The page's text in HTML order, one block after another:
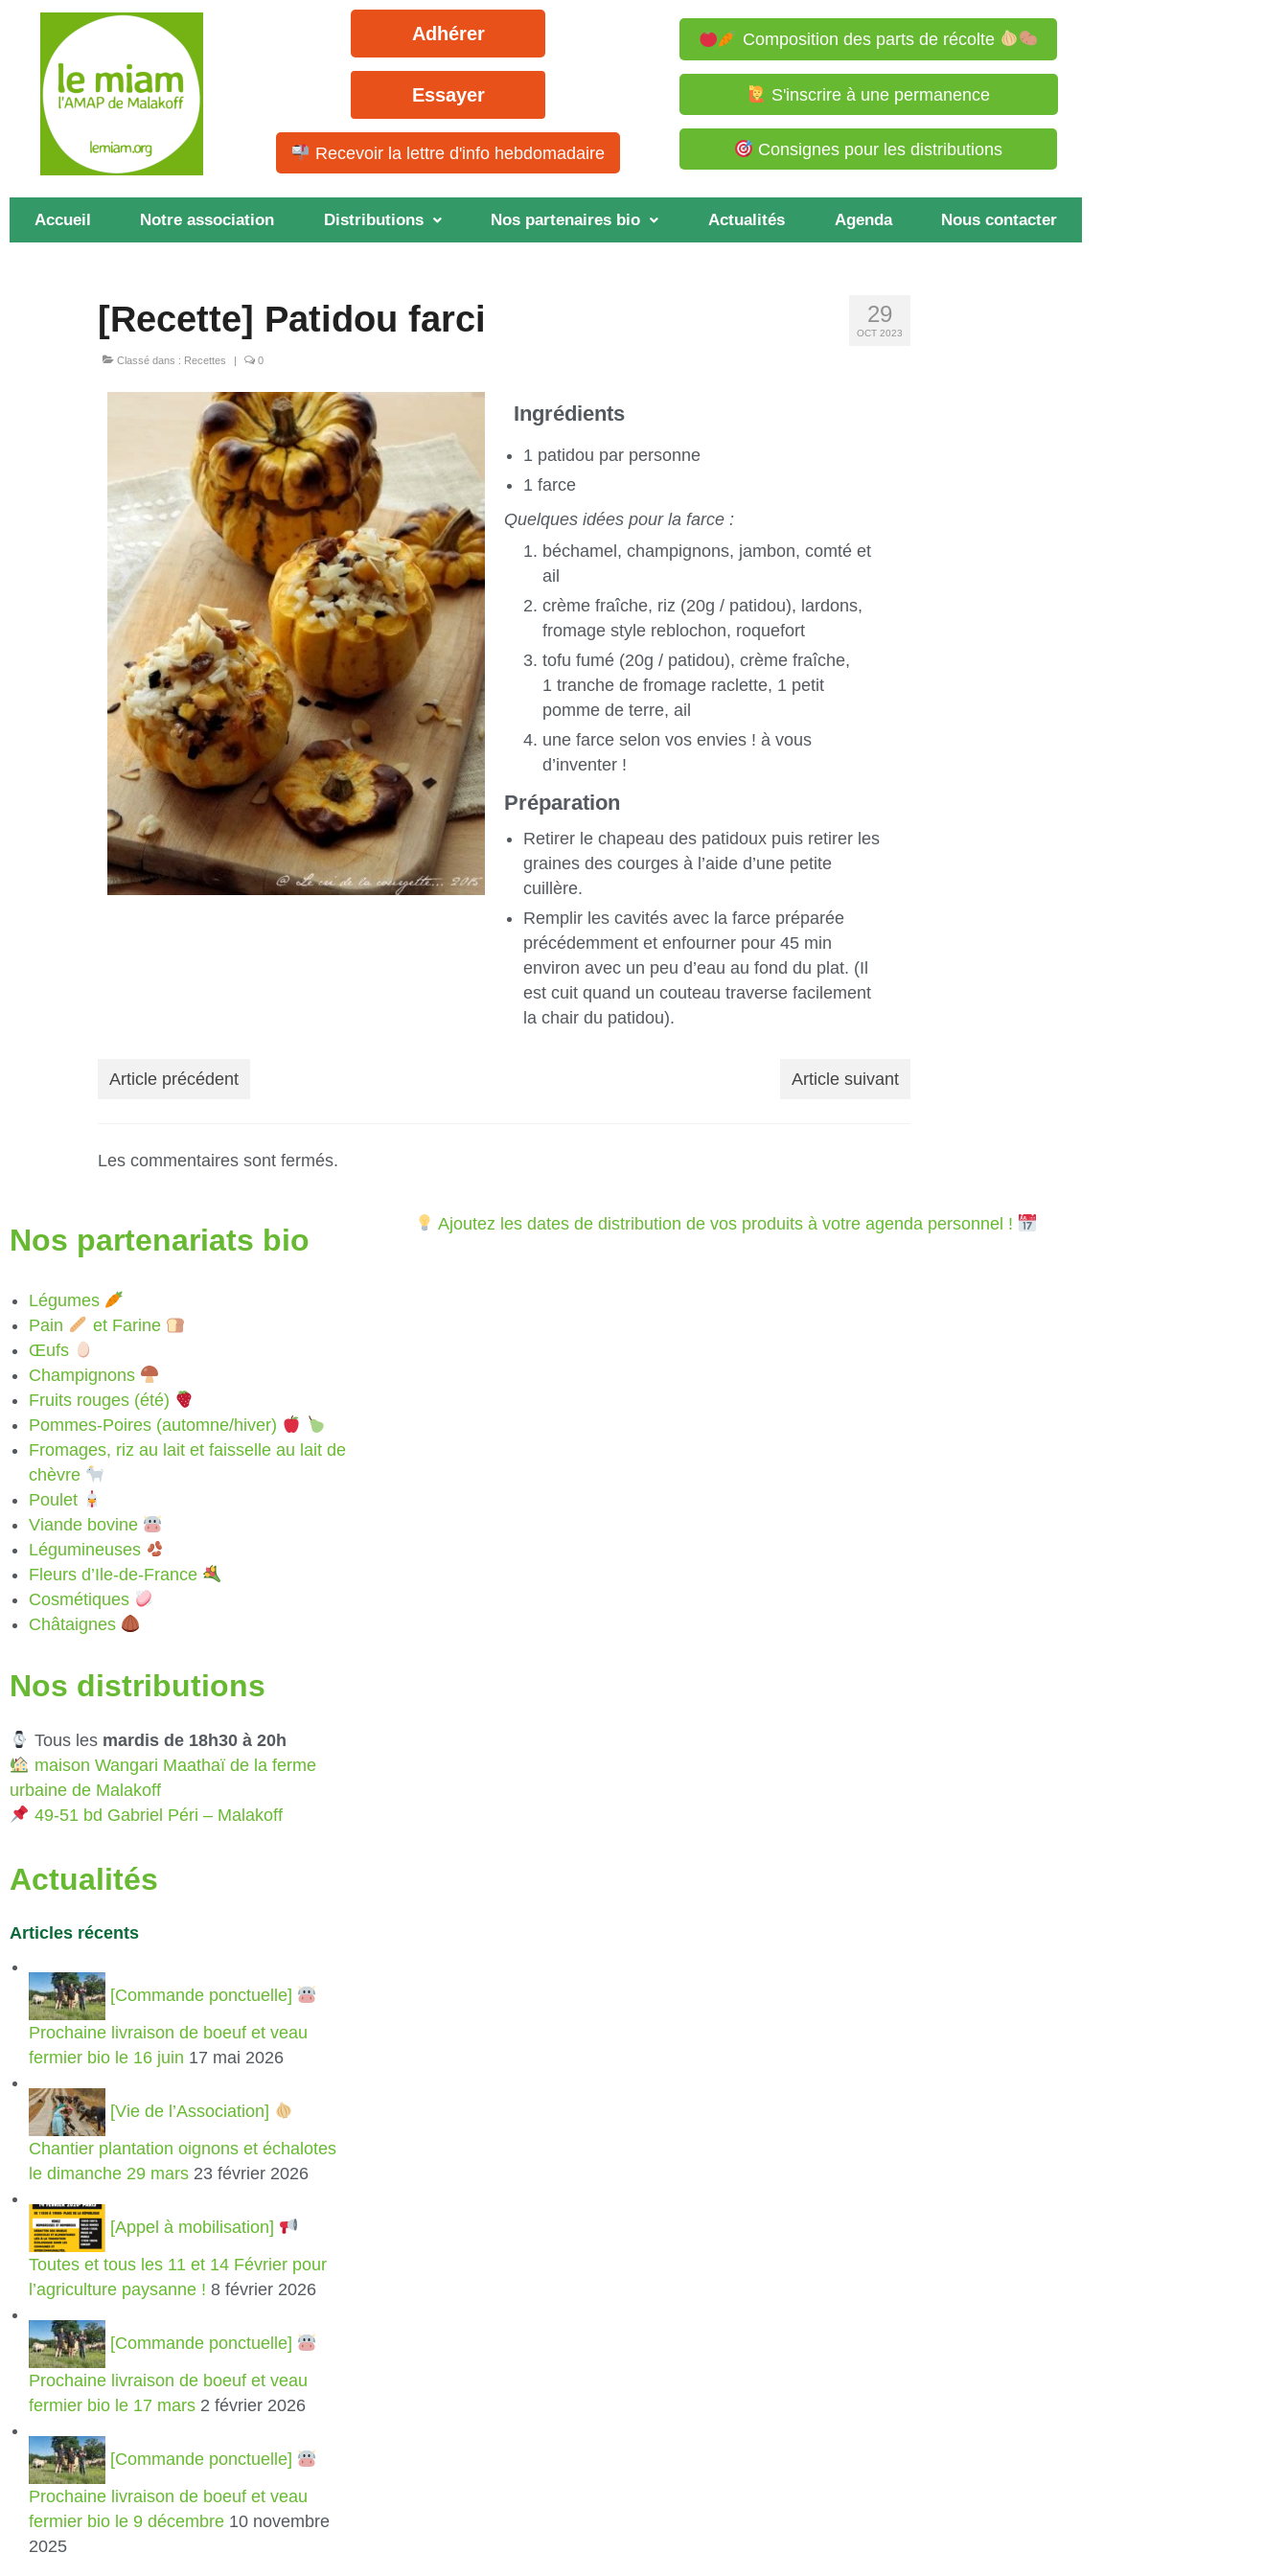
Adhérer
Essayer
Recevoir la lettre d'info hebdomadaire
Composition des parts de récolte
S'inscrire à une permanence
Consignes pour les distributions
Accueil Notre association Distributions Nos partenaires bio Actualités Agenda Nous contacter
29
OCT 2023
[Recette] Patidou farci
Classé dans : Recettes 0
Ingrédients
1 patidou par personne
1 farce
Quelques idées pour la farce :
béchamel, champignons, jambon, comté et
ail
crème fraîche, riz (20g / patidou), lardons,
fromage style reblochon, roquefort
tofu fumé (20g / patidou), crème fraîche,
1 tranche de fromage raclette, 1 petit
pomme de terre, ail
une farce selon vos envies ! à vous
d’inventer !
Préparation
Retirer le chapeau des patidoux puis retirer les
graines des courges à l’aide d’une petite
cuillère.
Remplir les cavités avec la farce préparée
précédemment et enfourner pour 45 min
environ avec un peu d’eau au fond du plat. (Il
est cuit quand un couteau traverse facilement
la chair du patidou).
Article précédent Article suivant
Les commentaires sont fermés.
Nos partenariats bio
Légumes
Pain
et Farine
Œufs
Champignons
Fruits rouges (été)
Pommes-Poires (automne/hiver)
Fromages, riz au lait et faisselle au lait de
chèvre
Poulet
Viande bovine
Légumineuses
Fleurs d’Ile-de-France
Cosmétiques
Châtaignes
Nos distributions
Tous lesmardis de 18h30 à 20h
maison Wangari Maathaï de la ferme
urbaine de Malakoff
49-51 bd Gabriel Péri – Malakoff
Actualités
Articles récents
[Commande ponctuelle]
Prochaine livraison de boeuf et veau
fermier bio le 16 juin 17 mai 2026
[Vie de l’Association]
Chantier plantation oignons et échalotes
le dimanche 29 mars 23 février 2026
[Appel à mobilisation]
Toutes et tous les 11 et 14 Février pour
l’agriculture paysanne ! 8 février 2026
[Commande ponctuelle]
Prochaine livraison de boeuf et veau
fermier bio le 17 mars 2 février 2026
[Commande ponctuelle]
Prochaine livraison de boeuf et veau
fermier bio le 9 décembre 10 novembre
2025
Ajoutez les dates de distribution de vos produits à votre agenda personnel !